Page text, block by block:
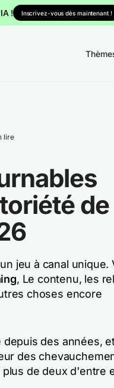
! Inscrivez-vous dès maintenant !
lire
de
jeu à canal unique.
, Le contenu, les
choses encore
des années,
des
de deux d'entre